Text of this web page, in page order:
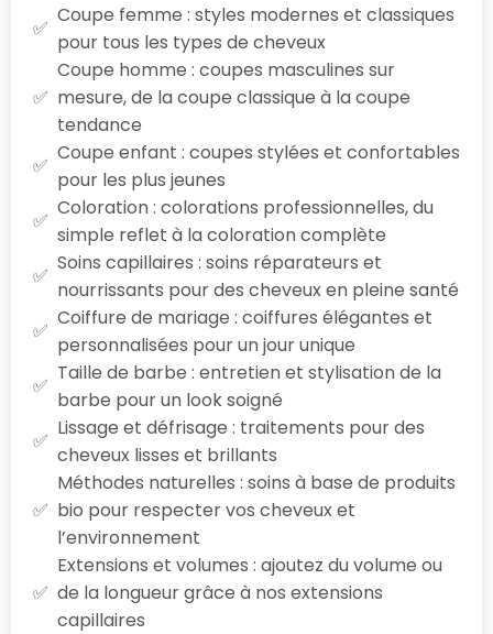
Coupe femme : styles modernes et classiques
pour tous les types de cheveux
Coupe homme : coupes masculines sur
mesure, de la coupe classique à la coupe
tendance
Coupe enfant : coupes stylées et confortables
pour les plus jeunes
Coloration : colorations professionnelles, du
simple reflet à la coloration complète
Soins capillaires : soins réparateurs et
nourrissants pour des cheveux en pleine santé
Coiffure de mariage : coiffures élégantes et
personnalisées pour un jour unique
Taille de barbe : entretien et stylisation de la
barbe pour un look soigné
Lissage et défrisage : traitements pour des
cheveux lisses et brillants
Méthodes naturelles : soins à base de produits
bio pour respecter vos cheveux et
l’environnement
Extensions et volumes : ajoutez du volume ou
de la longueur grâce à nos extensions
capillaires